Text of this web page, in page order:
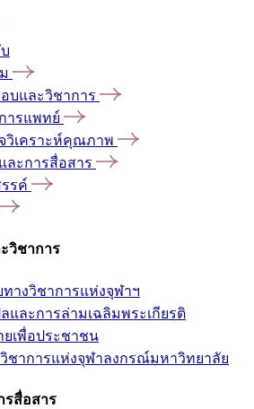
บและวิชาการ
ารแพทย์
วิเคราะห์คุณภาพ
ละการสื่อสาร
รค์
วิชาการ
างวิชาการแห่งจุฬาฯ
และการล่ามเฉลิมพระเกียรติ
เพื่อประชาชน
ชาการแห่งจุฬาลงกรณ์มหาวิทยาลัย
รสื่อสาร